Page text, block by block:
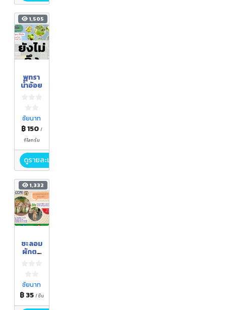
1,505
ยังไม่
ถึง
ฤดูกา
ล
พุทรา
น้ำอ้อย
ชัยนาท
฿ 150 /
กิโลกรัม
ดูรายละเอียด
1,332
ชะลอม
ผักตบ
ชัยนาท
฿ 35 / ชิ้น